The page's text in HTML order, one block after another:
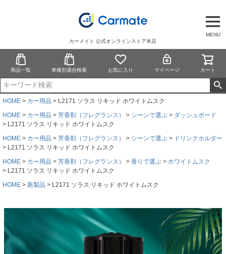
MENU
カーメイト 公式オンラインストア本店
商品一覧 車種別適合検索 お気に入り マイページ カート
HOME カー用品
L2171 ソラス リキッド ホワイトムスク
HOME
カー用品 芳香剤（フレグランス） シーンで選ぶ
ダッシュボード
L2171 ソラス リキッド ホワイトムスク
HOME
カー用品 芳香剤（フレグランス） シーンで選ぶ
ドリンクホルダー
L2171 ソラス リキッド ホワイトムスク
HOME
カー用品 芳香剤（フレグランス） 香りで選ぶ
ホワイトムスク
L2171 ソラス リキッド ホワイトムスク
HOME
新製品 L2171 ソラス リキッド ホワイトムスク